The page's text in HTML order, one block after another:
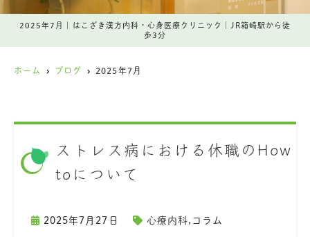
2025年7月｜はこざき漢方内科・心身医療クリニック｜JR箱崎駅から徒
歩3分
ホーム ブログ 2025年7月
ストレス病における休職のHow
toについて
2025年7月27日 心療内科, コラム